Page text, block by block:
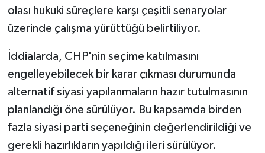
olası hukuki süreçlere karşı çeşitli senaryolar
üzerinde çalışma yürüttüğü belirtiliyor.
İddialarda, CHP'nin seçime katılmasını
engelleyebilecek bir karar çıkması durumunda
alternatif siyasi yapılanmaların hazır tutulmasının
planlandığı öne sürülüyor. Bu kapsamda birden
fazla siyasi parti seçeneğinin değerlendirildiği ve
gerekli hazırlıkların yapıldığı ileri sürülüyor.